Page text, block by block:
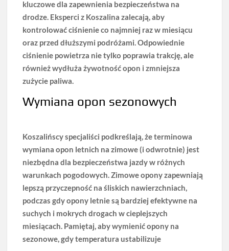
kluczowe dla zapewnienia bezpieczeństwa na
drodze. Eksperci z Koszalina zalecają, aby
kontrolować ciśnienie co najmniej raz w miesiącu
oraz przed dłuższymi podróżami.Odpowiednie
ciśnienie powietrza nie tylko poprawia trakcję, ale
również wydłuża żywotność opon i zmniejsza
zużycie paliwa.
Wymiana opon sezonowych
Koszalińscy specjaliści podkreślają, że terminowa
wymiana opon letnich na zimowe (i odwrotnie) jest
niezbędna dla bezpieczeństwa jazdy w różnych
warunkach pogodowych. Zimowe opony zapewniają
lepszą przyczepność na śliskich nawierzchniach,
podczas gdy opony letnie są bardziej efektywne na
suchych i mokrych drogach w cieplejszych
miesiącach. Pamiętaj, aby wymienić opony na
sezonowe, gdy temperatura ustabilizuje